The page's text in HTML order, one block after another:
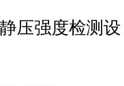
压强度检测设